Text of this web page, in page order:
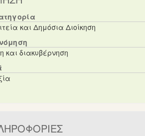
και Δημόσια Διοίκηση
και διακυβέρνηση